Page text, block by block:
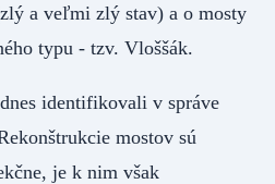
a veľmi zlý stav) a o mosty
typu - tzv. Vloššák.
identifikovali v správe
mostov sú
je k nim však